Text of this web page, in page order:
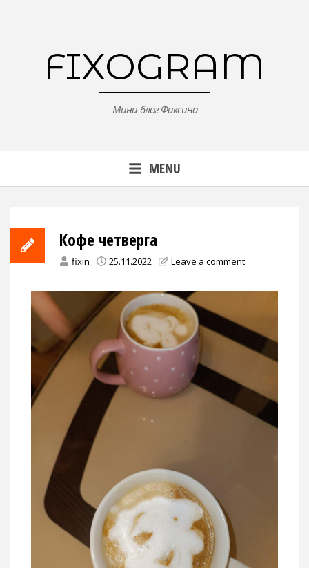
FIXOGRAM
Мини-блог Фиксина
MENU
Кофе четверга
fixin 25.11.2022 Leave a comment